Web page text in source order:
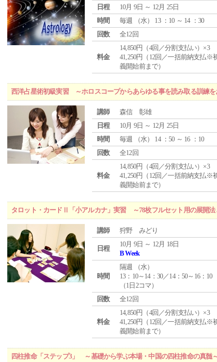
日程
10月 9日 ～ 12月 25日
時間
毎週 （水） 13 ：10 ～ 14 ：30
回数
全12回
料金
14,850円（4回／分割支払い）×3
41,250円（12回／一括前納支払※
義開始前まで）
西洋占星術初級実習 ～ホロスコープからあらゆる事を読み取る訓練を
講師
森信 彰雄
日程
10月 9日 ～ 12月 25日
時間
毎週 （水） 14 ：50 ～ 16 ：10
回数
全12回
料金
14,850円（4回／分割支払い）×3
41,250円（12回／一括前納支払※
義開始前まで）
タロット・カードⅡ「小アルカナ」実習 ～78枚フルセット用の展開法
講師 狩野 みどり
日程
10月 9日 ～ 12月 18日
B Week
時間
隔週 （水）
13：10～14：30／14：50～16：10
（1日2コマ）
回数
全12回
料金
14,850円（4回／分割支払い）×3
41,250円（12回／一括前納支払※
義開始前まで）
四柱推命「ステップ3」 ～基礎から学ぶ本場・中国の四柱推命の真髄